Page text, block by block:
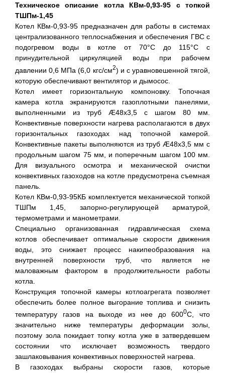
Техническое описание котла КВм-0,93-95 с топкой
ТШПм-1,45
Котел КВм-0,93-95 предназначен для работы в системах
централизованного теплоснабжения и обеспечения ГВС с
подогревом воды в котле от 70°С до 115°С с
принудительной циркуляцией воды при рабочем
давлении 0,6 МПа (6,0 кгс/см2) и с уравновешенной тягой,
которую обеспечивают вентилятор и дымосос.
Котел имеет горизонтальную компоновку. Топочная
камера котла экранируются газоплотными панелями,
выполненными из труб Æ48х3,5 с шагом 80 мм.
Конвективные поверхности нагрева располагаются в двух
горизонтальных газоходах над топочной камерой.
Конвективные пакеты выполняются из труб Æ48х3,5 мм с
продольным шагом 75 мм, и поперечным шагом 100 мм.
Для визуального осмотра и механической очистки
конвективных газоходов на котле предусмотрена съемная
панель.
Котел КВм-0,93-95КБ комплектуется механической топкой
ТШПм 1,45, запорно-регулирующей арматурой,
термометрами и манометрами.
Специально организованная гидравлическая схема
котлов обеспечивает оптимальные скорости движения
воды, это снижает процесс накипеобразования на
внутренней поверхности труб, что является не
маловажным фактором в продолжительности работы
котла.
Конструкция топочной камеры котлоагрегата позволяет
обеспечить более полное выгорание топлива и снизить
температуру газов на выходе из нее до 6000С, что
значительно ниже температуры деформации золы,
поэтому зола покидает топку котла уже в затвердевшем
состоянии что исключает возможность твердого
зашлаковывания конвективных поверхностей нагрева.
В газоходах выбраны скорости газов, которые